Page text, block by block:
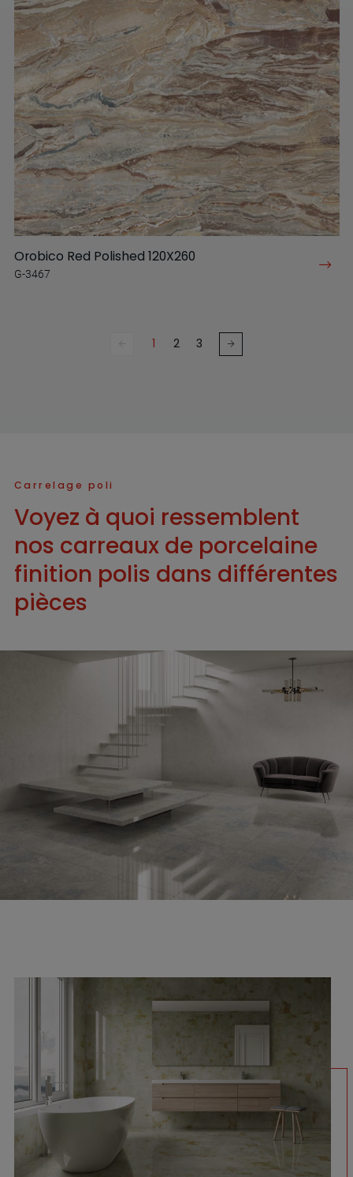
Orobico Red Polished 120X260
G-3467
1 2 3
Carrelage poli
Voyez à quoi ressemblent
nos carreaux de porcelaine
finition polis dans différentes
pièces